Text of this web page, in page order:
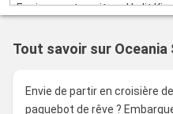
Equipements suite : - Un lit
fauteuil - Une salle de bains
serviettes, peignoirs et
coffrent-fort - Un sèche-
cabine deux fois par jour,
Tout savoir sur Oceania
Envie de partir en croisière
paquebot de rêve ?